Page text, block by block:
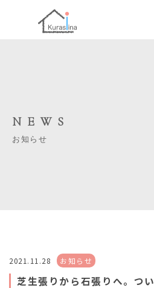
NEWS
お知らせ
2021.11.28 お知らせ
芝生張りから石張りへ。つ